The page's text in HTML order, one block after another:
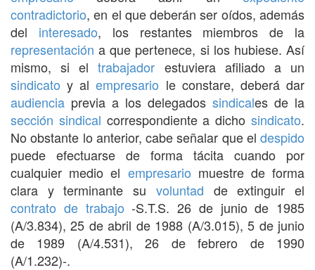
contradictorio, en el que deberán ser oídos, además
del interesado, los restantes miembros de la
representación a que pertenece, si los hubiese. Así
mismo, si eltrabajador estuviera afiliado a un
sindicato y alempresario le constare, deberá dar
audiencia previa a los delegados sindicales de la
sección sindical correspondiente a dichosindicato.
No obstante lo anterior, cabe señalar que el despido
puede efectuarse de forma tácita cuando por
cualquier medio el empresario muestre de forma
clara y terminante su voluntad de extinguir el
contrato de trabajo -S.T.S. 26 de junio de 1985
(A/3.834), 25 de abril de 1988 (A/3.015), 5 de junio
de 1989 (A/4.531), 26 de febrero de 1990
(A/1.232)-.